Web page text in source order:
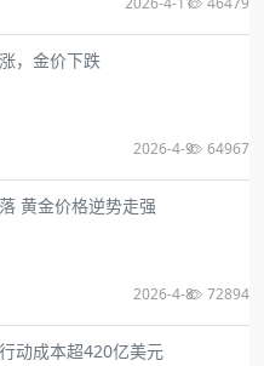
，金价下跌
2026-4-9 64967
黄金价格逆势走强
2026-4-8 72894
动成本超420亿美元